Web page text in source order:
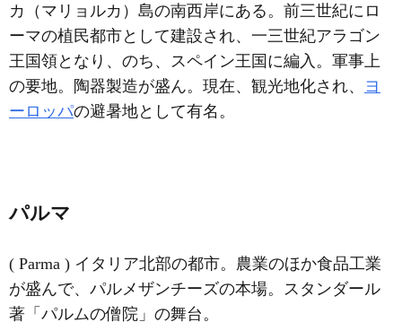
カ（マリョルカ）島の南西岸にある。前三世紀にロ
ーマの植民都市として建設され、一三世紀アラゴン
王国領となり、のち、スペイン王国に編入。軍事上
の要地。陶器製造が盛ん。現在、観光地化され、 ヨ
ーロッパの避暑地として有名。
パルマ
( Parma ) イタリア北部の都市。農業のほか食品工業
が盛んで、パルメザンチーズの本場。スタンダール
著「パルムの僧院」の舞台。